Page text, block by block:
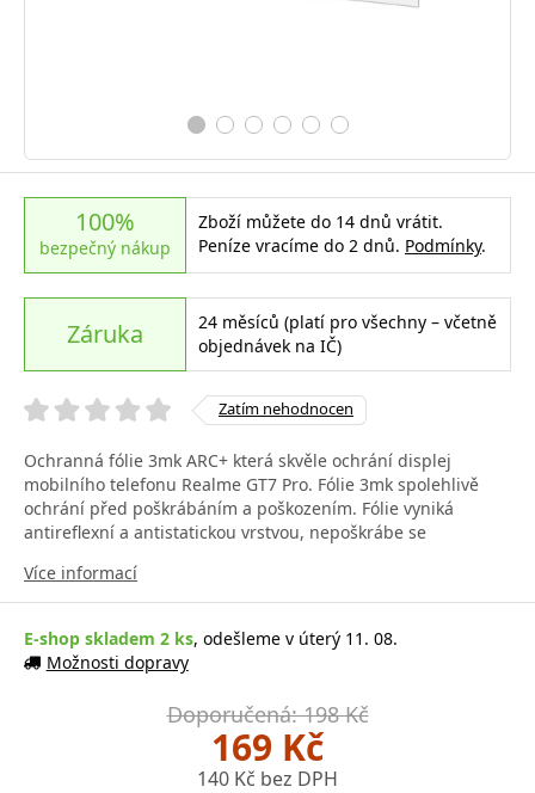
100%
bezpečný nákup
Zboží můžete do 14 dnů vrátit.
Peníze vracíme do 2 dnů. Podmínky.
Záruka
24 měsíců (platí pro všechny – včetně
objednávek na IČ)
Zatím nehodnocen
Ochranná fólie 3mk ARC+ která skvěle ochrání displej
mobilního telefonu Realme GT7 Pro. Fólie 3mk spolehlivě
ochrání před poškrábáním a poškozením. Fólie vyniká
antireflexní a antistatickou vrstvou, nepoškrábe se
Více informací
E-shop skladem 2 ks, odešleme v úterý 11. 08.
Možnosti dopravy
Doporučená: 198 Kč
169 Kč
140 Kč bez DPH